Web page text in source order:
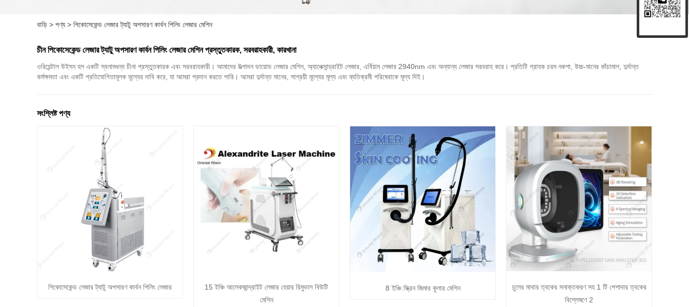
বাড়ি > পণ্য > পিকোসেকেন্ড লেজার ট্যাটু অপসারণ কার্বন পিলিং লেজার মেশিন
চীন পিকোসেকেন্ড লেজার ট্যাটু অপসারণ কার্বন পিলিং লেজার মেশিন প্রস্তুতকারক, সরবরাহকারী, কারখানা
ওরিয়েন্টাল উইসন হল একটি স্বনামধন্য চীনা প্রস্তুতকারক এবং সরবরাহকারী। আমাদের উত্পাদন ডায়োড লেজার মেশিন, অ্যালেক্সান্ড্রাইট লেজার, এর্বিয়াম লেজার 2940nm এবং অন্যান্য লেজার সরবরাহ করে। প্রতিটি গ্রাহক চরম নকশা, উচ্চ-মানের কাঁচামাল, দুর্দান্ত
কর্মক্ষমতা এবং একটি প্রতিযোগিতামূলক মূল্যের দাবি করে, যা আমরা প্রদান করতে পারি। আমরা দুর্দান্ত মানের, সাশ্রয়ী মূল্যের মূল্য এবং ব্যতিক্রমী পরিষেবাকে মূল্য দিই।
সংশ্লিষ্ট পণ্য
পিকোসেকেন্ড লেজার ট্যাটু অপসারণ কার্বন পিলিং লেজার
15 ইঞ্চি আলেকজান্দ্রাইট লেজার হেয়ার রিমুভাল বিউটি
মেশিন
8 ইঞ্চি স্ক্রিন জিমার কুলার মেশিন
চুলের মাথার ত্বকের সনাক্তকরণ সহ 1 টি পেশাদার ত্বকের
বিশ্লেষণে 2